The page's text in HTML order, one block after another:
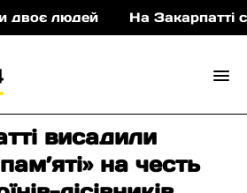
людей На Закарпатті
висадили
на честь